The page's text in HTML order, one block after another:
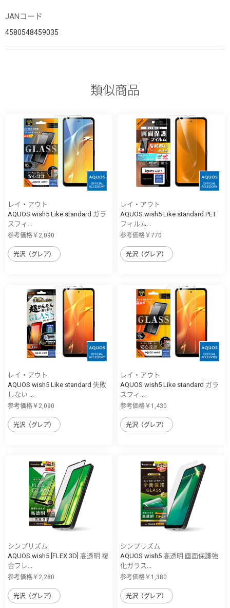
JANコード
4580548459035
類似商品
レイ・アウト
AQUOS wish5 Like standard ガラ
スフィ...
参考価格￥2,090
光沢（グレア）
レイ・アウト
AQUOS wish5 Like standard PET
フィルム...
参考価格￥770
光沢（グレア）
レイ・アウト
AQUOS wish5 Like standard 失敗
しない ...
参考価格￥2,090
光沢（グレア）
レイ・アウト
AQUOS wish5 Like standard ガラ
スフィ...
参考価格￥1,430
光沢（グレア）
シンプリズム
AQUOS wish5 [FLEX 3D] 高透明 複
合フレ...
参考価格￥2,280
光沢（グレア）
シンプリズム
AQUOS wish5 高透明 画面保護強
化ガラス...
参考価格￥1,380
光沢（グレア）